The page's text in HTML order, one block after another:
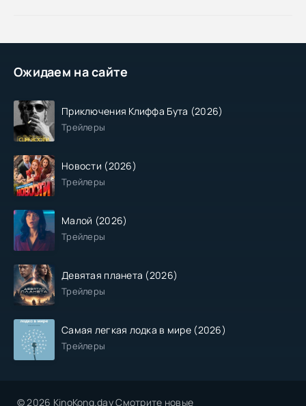
Ожидаем на сайте
Приключения Клиффа Бута (2026)
Трейлеры
Новости (2026)
Трейлеры
Малой (2026)
Трейлеры
Девятая планета (2026)
Трейлеры
Самая легкая лодка в мире (2026)
Трейлеры
© 2026 KinoKong.day Смотрите новые